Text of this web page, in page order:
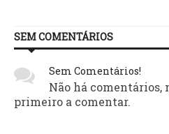
SEM COMENTÁRIOS
Sem Comentários!
Não há comentários,
primeiro a comentar.